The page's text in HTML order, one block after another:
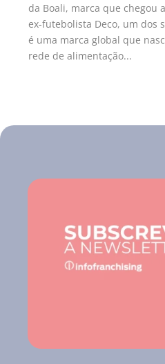
da Boali, marca que chegou
ex-futebolista Deco, um dos
é uma marca global que
rede de alimentação...